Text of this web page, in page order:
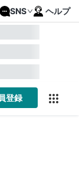
SNS ヘルプ
登録